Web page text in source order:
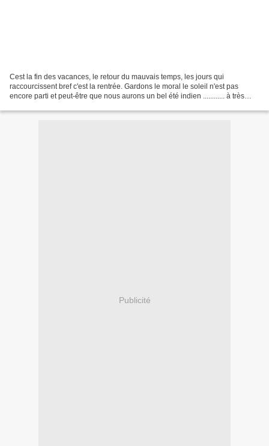
Cest la fin des vacances, le retour du mauvais temps, les jours qui
raccourcissent bref c'est la rentrée. Gardons le moral le soleil n'est pas
encore parti et peut-être que nous aurons un bel été indien ............ à très
Publicité